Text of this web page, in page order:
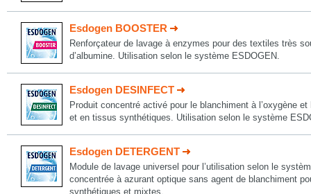
Esdogen BOOSTER
Renforçateur de lavage à enzymes pour des textiles très
d’albumine. Utilisation selon le système ESDOGEN.
Esdogen DESINFECT
Produit concentré activé pour le blanchiment à l’oxygène
et en tissus synthétiques. Utilisation selon le système
Esdogen DETERGENT
Module de lavage universel pour l’utilisation selon le
concentrée à azurant optique sans agent de blanchiment
synthétiques et mixtes.